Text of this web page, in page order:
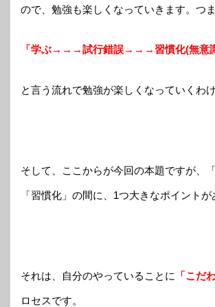
ので、勉強も楽しくなっていきます。つま
「学ぶ→→→試行錯誤→→→習慣化(無意識
と言う流れで勉強が楽しくなっていくわけ
そして、ここからが今回の本題ですが、
「習慣化」の間に、1つ大きなポイントが
それは、自分のやっていることに 「こだ
ロセスです。